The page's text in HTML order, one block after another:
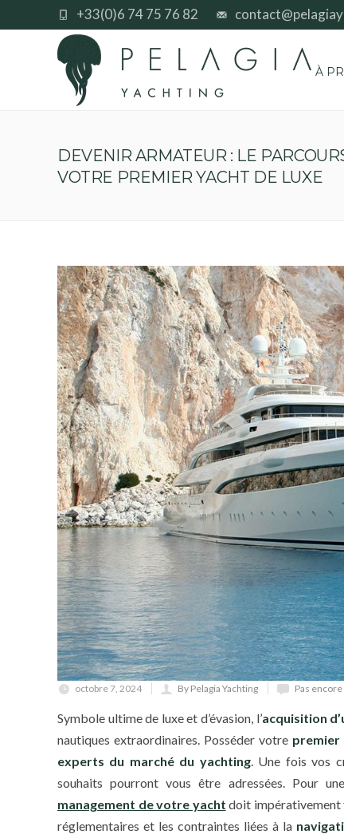
+33(0)6 74 75 76 82
À
DEVENIR ARMATEUR : LE
VOTRE PREMIER YACHT DE LUXE
octobre 7, 2024 By Pelagia Yachting Pas
Symbole ultime de luxe et d’évasion, l’acquisition
nautiques extraordinaires. Posséder votre premier
experts du marché du yachting. Une fois vos
souhaits pourront vous être adressées. Pour
management de votre yacht doit impérativement
réglementaires et les contraintes liées à la